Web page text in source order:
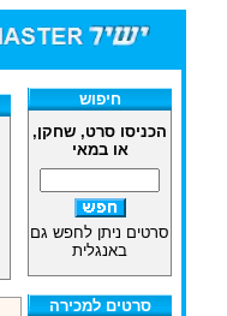
חיפוש
הכניסו סרט, שחקן,
או במאי
סרטים ניתן לחפש גם
באנגלית
סרטים למכירה